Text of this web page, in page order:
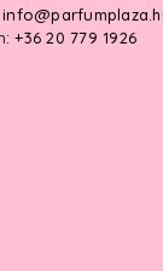
+36 20 779 1926